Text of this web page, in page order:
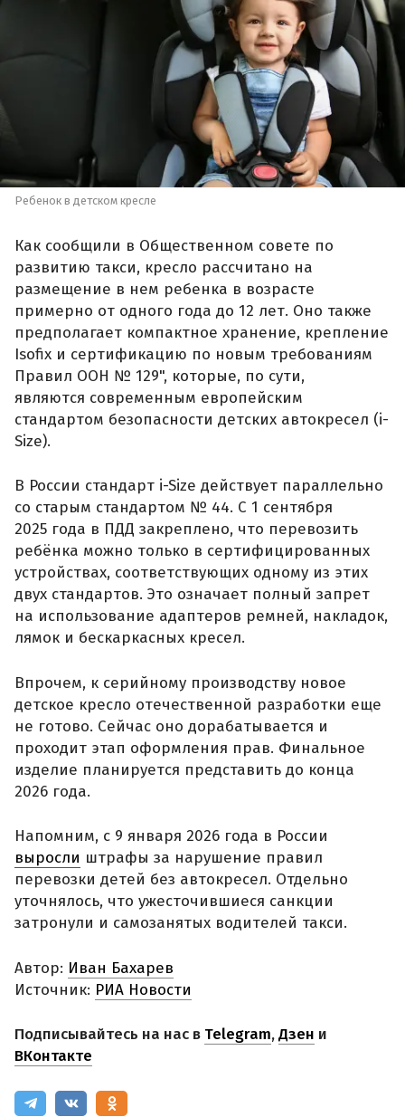
Ребенок в детском кресле
Как сообщили в Общественном совете по
развитию такси, кресло рассчитано на
размещение в нем ребенка в возрасте
примерно от одного года до 12 лет. Оно также
предполагает компактное хранение, крепление
Isofix и сертификацию по новым требованиям
Правил ООН № 129", которые, по сути,
являются современным европейским
стандартом безопасности детских автокресел (i-
Size).
В России стандарт i-Size действует параллельно
со старым стандартом № 44. С 1 сентября
2025 года в ПДД закреплено, что перевозить
ребёнка можно только в сертифицированных
устройствах, соответствующих одному из этих
двух стандартов. Это означает полный запрет
на использование адаптеров ремней, накладок,
лямок и бескаркасных кресел.
Впрочем, к серийному производству новое
детское кресло отечественной разработки еще
не готово. Сейчас оно дорабатывается и
проходит этап оформления прав. Финальное
изделие планируется представить до конца
2026 года.
Напомним, с 9 января 2026 года в России
выросли штрафы за нарушение правил
перевозки детей без автокресел. Отдельно
уточнялось, что ужесточившиеся санкции
затронули и самозанятых водителей такси.
Автор: Иван Бахарев
Источник: РИА Новости
Подписывайтесь на нас в Telegram,Дзен и
ВКонтакте